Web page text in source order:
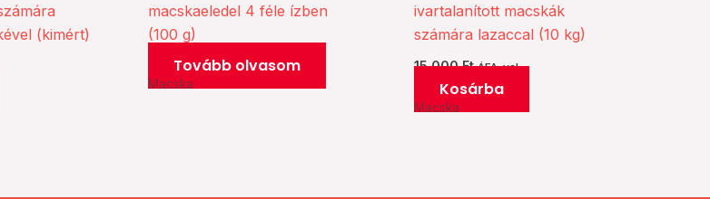
(kimért)
macskaeledel 4 féle ízben
(100 g)
Tovább olvasom
Macska
ivartalanított macskák
számára lazaccal (10 kg)
15.000Ft ÁFA-val
Kosárba
Macska